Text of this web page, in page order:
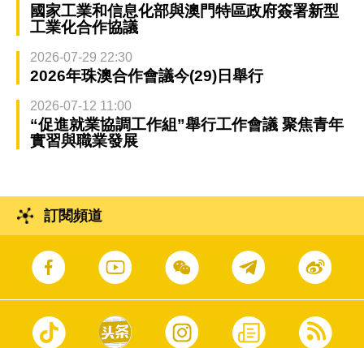
國家工業和信息化部與澳門特區政府簽署新型
工業化合作協議
2026-07-29 22:30
2026年珠澳合作會議今(29)日舉行
2026-07-12 11:00
“促進就業協調工作組”舉行工作會議 聚焦青年
實習與職業發展
訂閱頻道